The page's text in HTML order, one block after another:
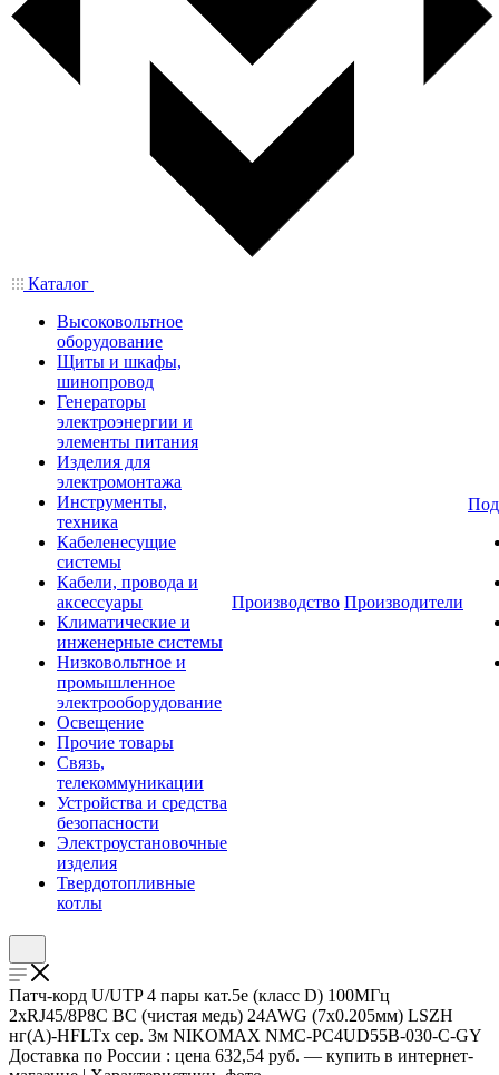
Каталог
Высоковольтное
оборудование
Щиты и шкафы,
шинопровод
Генераторы
электроэнергии и
элементы питания
Изделия для
электромонтажа
Инструменты,
техника
Кабеленесущие
системы
Кабели, провода и
аксессуары
Климатические и
инженерные системы
Низковольтное и
промышленное
электрооборудование
Освещение
Прочие товары
Связь,
телекоммуникации
Устройства и средства
безопасности
Электроустановочные
изделия
Твердотопливные
котлы
Производство Производители
Патч-корд U/UTP 4 пары кат.5e (класс D) 100МГц
2хRJ45/8P8C BC (чистая медь) 24AWG (7х0.205мм) LSZH
нг(А)-HFLTx сер. 3м NIKOMAX NMC-PC4UD55B-030-C-GY
Доставка по России : цена 632,54 руб. — купить в интернет-